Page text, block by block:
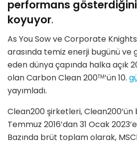
performans
koyuyor.
As You Sow ve Corporate
arasında temiz enerji bugünü ve
eden dünya çapında halka açık
olan Carbon Clean 200TM’ün 10.
yayımladı.
Clean200 şirketleri, Clean200’ün
Temmuz 2016’dan 31 Ocak
Bazında brüt toplam olarak,